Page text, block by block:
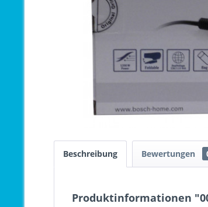
Beschreibung Bewertungen
Produktinformationen